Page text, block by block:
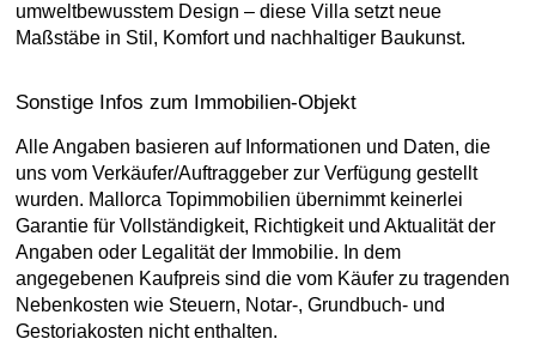
umweltbewusstem Design – diese Villa setzt neue
Maßstäbe in Stil, Komfort und nachhaltiger Baukunst.
Sonstige Infos zum Immobilien-Objekt
Alle Angaben basieren auf Informationen und Daten, die
uns vom Verkäufer/Auftraggeber zur Verfügung gestellt
wurden. Mallorca Topimmobilien übernimmt keinerlei
Garantie für Vollständigkeit, Richtigkeit und Aktualität der
Angaben oder Legalität der Immobilie. In dem
angegebenen Kaufpreis sind die vom Käufer zu tragenden
Nebenkosten wie Steuern, Notar-, Grundbuch- und
Gestoriakosten nicht enthalten.